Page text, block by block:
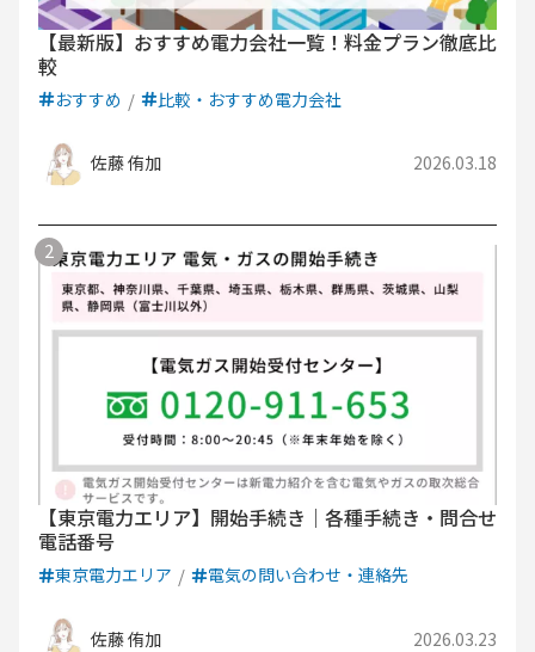
【最新版】おすすめ電力会社一覧！料金プラン徹底比
較
おすすめ 比較・おすすめ電力会社
佐藤 侑加 2026.03.18
【東京電力エリア】開始手続き｜各種手続き・問合せ
電話番号
東京電力エリア 電気の問い合わせ・連絡先
佐藤 侑加 2026.03.23